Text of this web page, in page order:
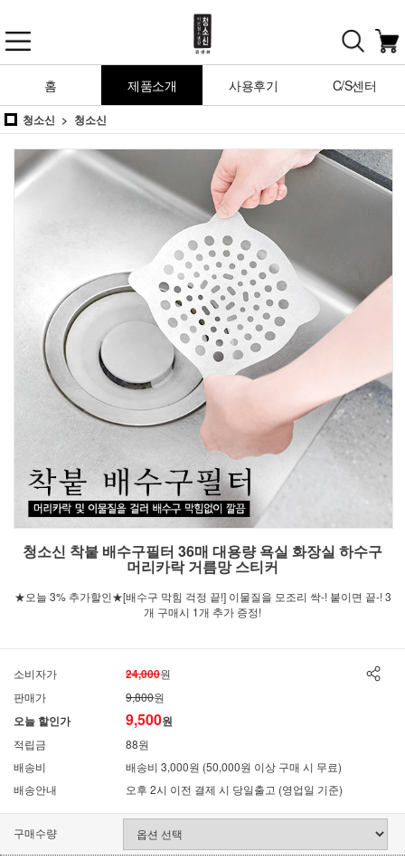
홈 제품소개 사용후기 C/S센터
청소신 청소신
청소신 착붙 배수구필터 36매 대용량 욕실 화장실 하수구
머리카락 거름망 스티커
★오늘 3% 추가할인★[배수구 막힘 걱정 끝!] 이물질을 모조리 싹-! 붙이면 끝-! 3
개 구매시 1개 추가 증정!
소비자가 24,000원
판매가
9,800원
오늘 할인가 9,500원
적립금
88원
배송비
배송비 3,000원 (50,000원 이상 구매 시 무료)
배송안내
오후 2시 이전 결제 시 당일출고 (영업일 기준)
구매수량